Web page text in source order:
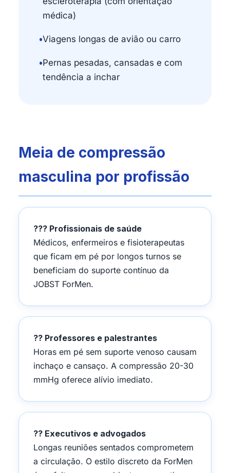
médica)
•Viagens longas de avião ou carro
•Pernas pesadas, cansadas e com
tendência a inchar
Meia de compressão
masculina por profissão
?‍?? Profissionais de saúde
Médicos, enfermeiros e fisioterapeutas
que ficam em pé por longos turnos se
beneficiam do suporte contínuo da
JOBST ForMen.
?‍? Professores e palestrantes
Horas em pé sem suporte venoso causam
inchaço e cansaço. A compressão 20-30
mmHg oferece alívio imediato.
?‍? Executivos e advogados
Longas reuniões sentados comprometem
a circulação. O estilo discreto da ForMen